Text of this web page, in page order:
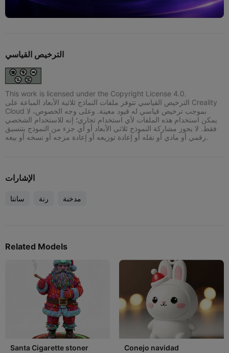
الترخيص القياسي
This work is licensed under the Copyright License 4.0.
الترخيص القياسي تتوفر ملفات النماذج ثلاثية الأبعاد المباعة على Creality
Cloud بموجب ترخيص قياسي له قيود معينة. وعلى وجه الخصوص، لا
يمكن استخدام هذه الملفات لأي استخدام تجاري؛ إنه للاستخدام الشخصي
فقط. لا يجوز مشاركة النموذج ثلاثي الأبعاد أو أي جزء من النموذج بتنسيق
رقمي أو مادي أو نقله أو إعادة توزيعه أو إعادة مزجه أو نسخه أو بيعه.
الإشارات
سانتا رنة مدخنة
Related Models
Santa Cigarette stoner Conejo navidad